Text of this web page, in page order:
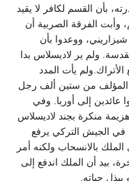
بأن القسم لكافر لا يقيد
وأبت الفرقة الصربية أن
ووعدوا بأن
ولم ير لاديسلاس بدا
يأت المدد
المؤلف من ستين ألف رجل
عائدين إلى أوربا. وفي
منكرة بجند لاديسلاس
حامل اللواء في الجيش التركي يرفع
بالانسحاب ولكنه أمر
بيد أن الملك اندفع إلى
حياته.